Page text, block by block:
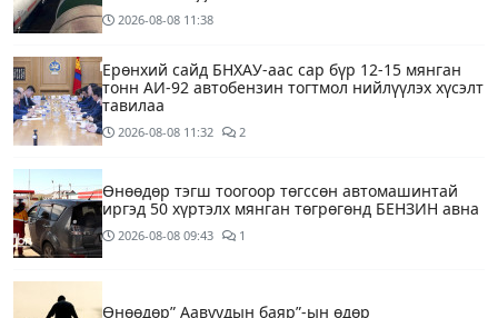
2026-08-08 11:38
Ерөнхий сайд БНХАУ-аас сар бүр 12-15 мянган
тонн АИ-92 автобензин тогтмол нийлүүлэх хүсэлт
тавилаа
2026-08-08 11:32 2
Өнөөдөр тэгш тоогоор төгссөн автомашинтай
иргэд 50 хүртэлх мянган төгрөгөнд БЕНЗИН авна
2026-08-08 09:43 1
Өнөөдөр” Аавуудын баяр”-ын өдөр